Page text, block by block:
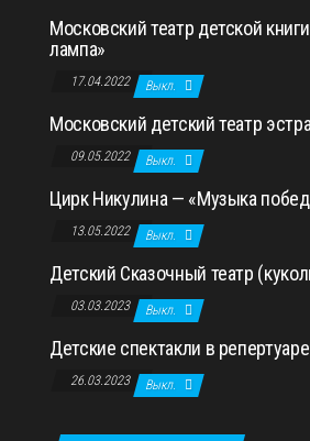
Московский театр детской
лампа»
17.04.2022 Выкл.
Московский детский театр
09.05.2022 Выкл.
Цирк Никулина — «Музыка
13.05.2022 Выкл.
Детский Сказочный театр
03.03.2023 Выкл.
Детские спектакли в
26.03.2023 Выкл.